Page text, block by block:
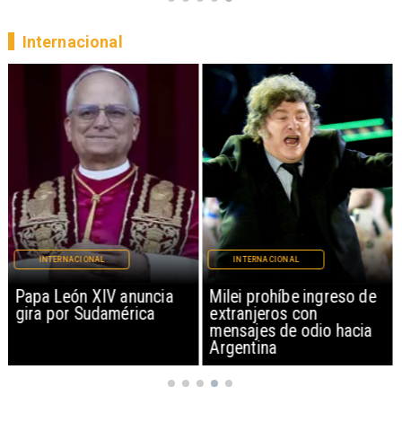
Milei prohíbe ingreso de
extranjeros con
INTERNACIONAL
Joven chileno muere
escalando montaña más
alta de Perú
INTERNACIONAL
Internacional